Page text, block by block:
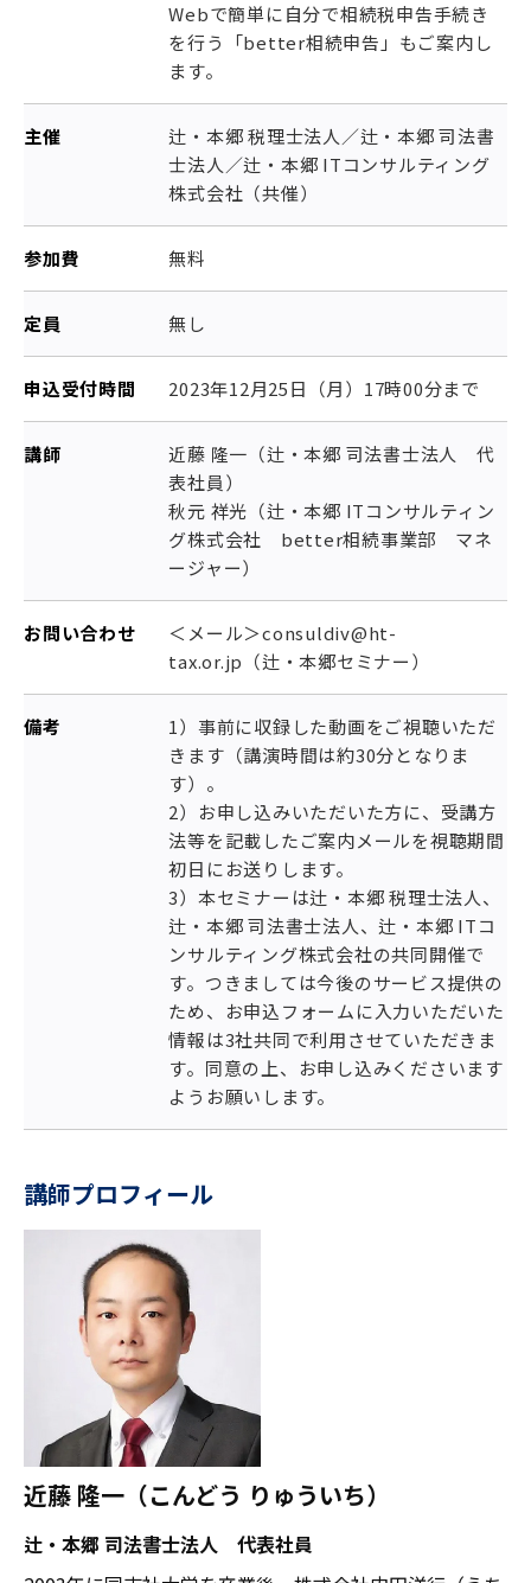
Webで簡単に自分で相続税申告手続き
を行う「better相続申告」もご案内し
ます。
主催
辻・本郷 税理士法人／辻・本郷 司法書
士法人／辻・本郷 ITコンサルティング
株式会社（共催）
参加費 無料
定員 無し
申込受付時間 2023年12月25日（月）17時00分まで
講師
近藤 隆一（辻・本郷 司法書士法人 代
表社員）
秋元 祥光（辻・本郷 ITコンサルティン
グ株式会社 better相続事業部 マネ
ージャー）
お問い合わせ
＜メール＞consuldiv@ht-
tax.or.jp（辻・本郷セミナー）
備考
1）事前に収録した動画をご視聴いただ
きます（講演時間は約30分となりま
す）。
2）お申し込みいただいた方に、受講方
法等を記載したご案内メールを視聴期間
初日にお送りします。
3）本セミナーは辻・本郷 税理士法人、
辻・本郷 司法書士法人、辻・本郷 ITコ
ンサルティング株式会社の共同開催で
す。つきましては今後のサービス提供の
ため、お申込フォームに入力いただいた
情報は3社共同で利用させていただきま
す。同意の上、お申し込みくださいます
ようお願いします。
講師プロフィール
近藤 隆一（こんどう りゅういち）
辻・本郷 司法書士法人 代表社員